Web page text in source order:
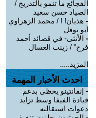
الفجائع ما تنمو بالتدريج /
الصياد حسن سعيد
- هذيان! ! / محمد الزهراوي
أبو نوفل
- الأنثى- في قصائد أحمد
فرح” / زينب العسال
المزيد.....
احدث الأخبار المهمة
- إنفانتينو يحظى بدعم
قيادة الفيفا وسط تزايد
دعوات استقالته